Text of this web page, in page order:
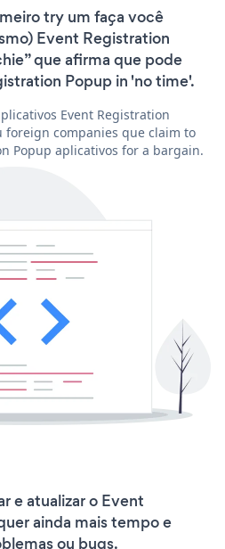
try um faça você
Event Registration
que afirma que pode
Popup in 'no time'.
Event Registration
foreign companies que claim to
Popup aplicativos for a bargain.
e atualizar o Event
ainda mais tempo e
ou bugs.